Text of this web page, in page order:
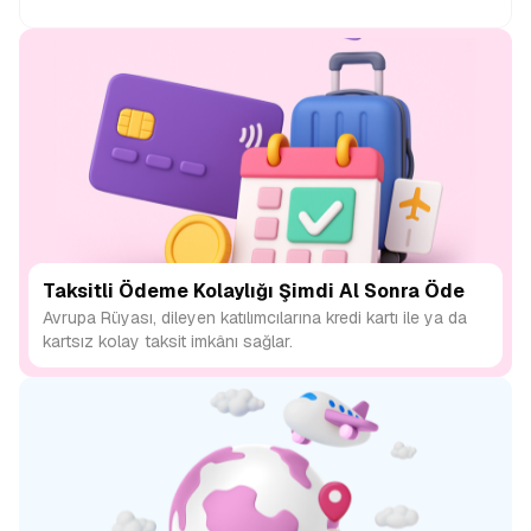
Taksitli Ödeme Kolaylığı Şimdi Al Sonra Öde
Avrupa Rüyası, dileyen katılımcılarına kredi kartı ile ya da
kartsız kolay taksit imkânı sağlar.